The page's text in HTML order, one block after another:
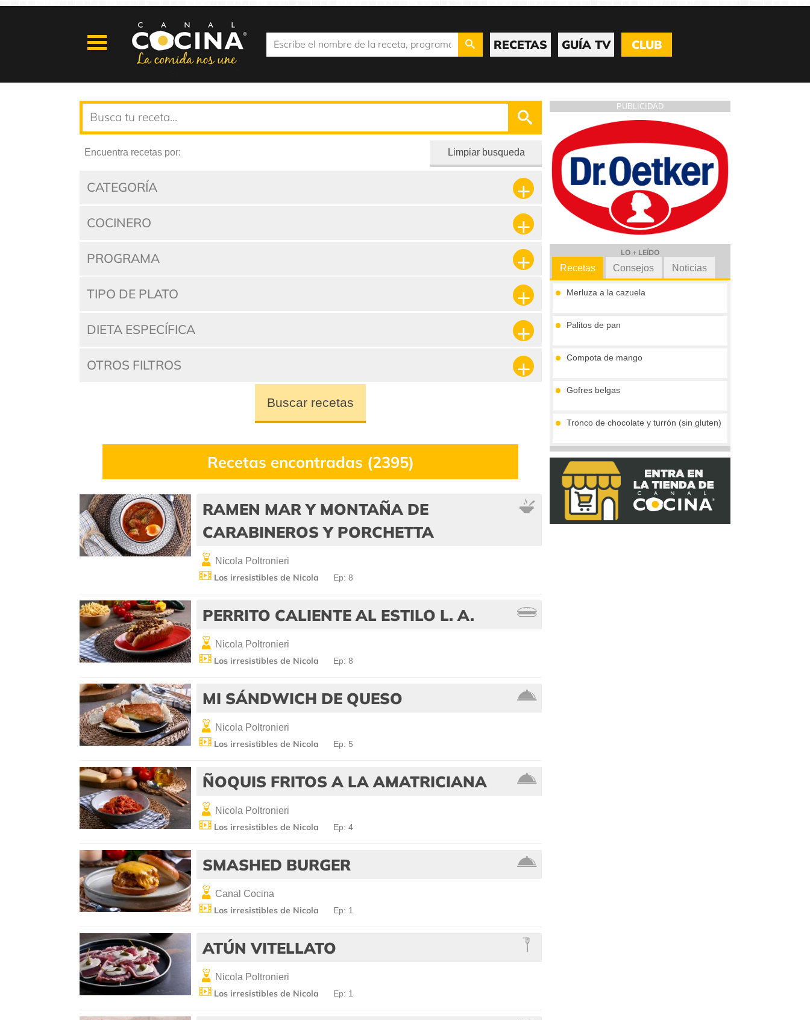
RECETAS GUÍA TV CLUB
Encuentra recetas por: Limpiar busqueda
CATEGORÍA
COCINERO
PROGRAMA
TIPO DE PLATO
DIETA ESPECÍFICA
OTROS FILTROS
Buscar recetas
Recetas encontradas (2395)
RAMEN MAR Y MONTAÑA DE
CARABINEROS Y PORCHETTA
Nicola Poltronieri
Los irresistibles de Nicola Ep: 8
PERRITO CALIENTE AL ESTILO L. A.
Nicola Poltronieri
Los irresistibles de Nicola Ep: 8
MI SÁNDWICH DE QUESO
Nicola Poltronieri
Los irresistibles de Nicola Ep: 5
ÑOQUIS FRITOS A LA AMATRICIANA
Nicola Poltronieri
Los irresistibles de Nicola Ep: 4
SMASHED BURGER
Canal Cocina
Los irresistibles de Nicola Ep: 1
ATÚN VITELLATO
Nicola Poltronieri
Los irresistibles de Nicola Ep: 1
PUBLICIDAD
LO + LEÍDO
Recetas
Merluza a la cazuela
Palitos de pan
Compota de mango
Gofres belgas
Tronco de chocolate y turrón (sin gluten)
Vieiras con jamón y reducción al cava
Consejos Noticias